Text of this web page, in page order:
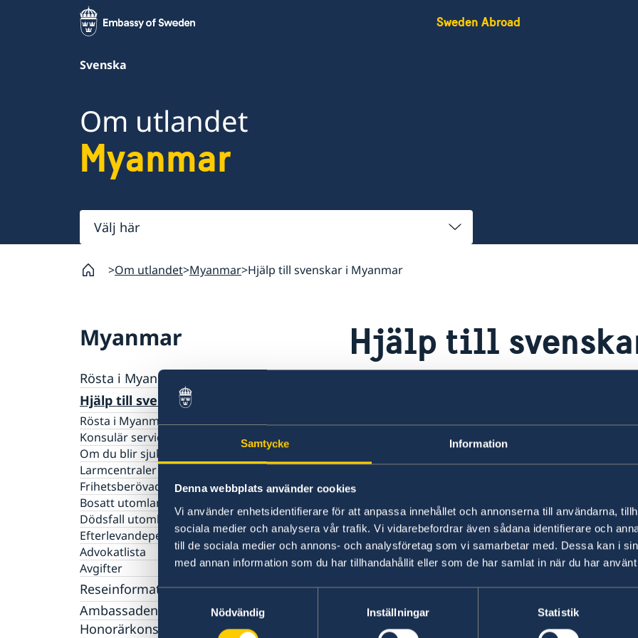
Samtycke Information
Denna webbplats använder cookies
Vi använder enhetsidentifierare för att anpassa innehållet och annonserna till användarna,
sociala medier och analysera vår trafik. Vi vidarebefordrar även sådana identifierare och
till de sociala medier och annons- och analysföretag som vi samarbetar med. Dessa kan i
med annan information som du har tillhandahållit eller som de har samlat in när du har
Samtyckesval
Nödvändig
Inställningar Statistik
Sweden Abroad
Svenska
Om utlandet
Myanmar
Välj
här
Om utlandet Myanmar Hjälp till svenskar i Myanmar
Myanmar
Rösta i Myanmar
Hjälp till svenskar i Myanmar
Rösta i Myanmar
Konsulär service till svenskar utomlands
Om du blir sjuk eller skadar dig utomlands
Larmcentraler
Frihetsberövad i utlandet
Bosatt utomlands
Dödsfall utomlands
Efterlevandepension
Advokatlista
Avgifter
Reseinformation
Reseinformation Myanmar
Aktuella händelser
Ambassadens sektionskansli i Yangon
Honorärkonsulatet i Yangon
Hjälp till
Sveriges honorärkonsulat i Yangon
konsulära tjänster för svenska
har dock huvudansvaret för den
Kontaktuppgifter till
Generella frågor om hjälp
Frågor och svar om hjälp utomlands - på
På regeringen.se finns grundläggande
på vanliga frågor om hjälp till svenskar
ytterligare villkor.